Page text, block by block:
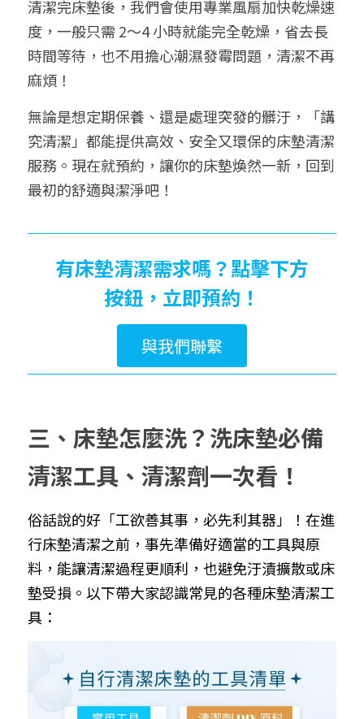
清潔完床墊後，我們會使用專業風扇加快乾燥速
度，一般只需 2～4 小時就能完全乾燥，省去長
時間等待，也不用擔心潮濕發霉問題，清潔不再
麻煩！
無論是想定期保養、還是處理突發的髒汙，「講
究清潔」都能提供高效、安全又環保的床墊清潔
服務。現在就預約，讓你的床墊煥然一新，回到
最初的舒適與潔淨吧！
有床墊清潔需求嗎？點擊下方
按鈕，立即預約！
與我們聯繫
三、床墊怎麼洗？洗床墊必備
清潔工具、清潔劑一次看！
俗話說的好「工欲善其事，必先利其器」！在進
行床墊清潔之前，事先準備好適當的工具與原
料，能讓清潔過程更順利，也避免汙漬擴散或床
墊受損。以下帶大家認識常見的各種床墊清潔工
具：